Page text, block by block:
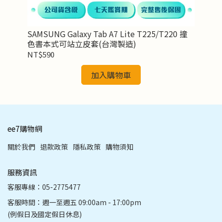
SAMSUNG Galaxy Tab A7 Lite T225/T220 撞
色書本式可站立皮套(台灣製造)
NT$590
加入購物車
ee7購物網
關於我們 退款政策 隱私政策 購物須知
服務資訊
客服專線：05-2775477
客服時間：週一至週五 09:00am - 17:00pm
(例假日及國定假日休息)